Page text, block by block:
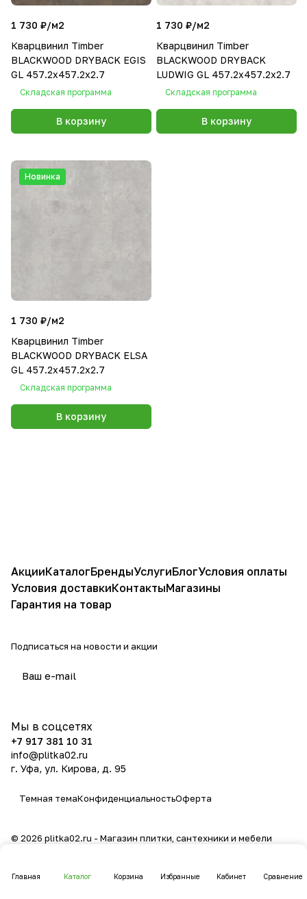
1 730 ₽/м2
Кварцвинил Timber
BLACKWOOD DRYBACK EGIS
GL 457.2х457.2х2.7
Складская программа
В корзину
1 730 ₽/м2
Кварцвинил Timber
BLACKWOOD DRYBACK
LUDWIG GL 457.2х457.2х2.7
Складская программа
В корзину
Новинка
1 730 ₽/м2
Кварцвинил Timber
BLACKWOOD DRYBACK ELSA
GL 457.2х457.2х2.7
Складская программа
В корзину
Главная Каталог Корзина Избранные Кабинет Сравнение
АкцииКаталогБрендыУслугиБлогУсловия оплаты
Условия доставкиКонтактыМагазины
Гарантия на товар
Подписаться на новости и акции
Мы в соцсетях
+7 917 381 10 31
info@plitka02.ru
г. Уфа, ул. Кирова, д. 95
Темная темаКонфиденциальностьОферта
© 2026 plitka02.ru - Магазин плитки, сантехники и мебели